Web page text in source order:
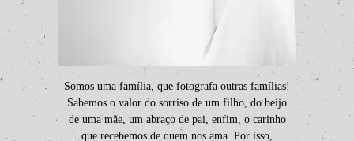
Somos uma família, que fotografa outras famílias!
Sabemos o valor do sorriso de um filho, do beijo
de uma mãe, um abraço de pai, enfim, o carinho
que recebemos de quem nos ama. Por isso,